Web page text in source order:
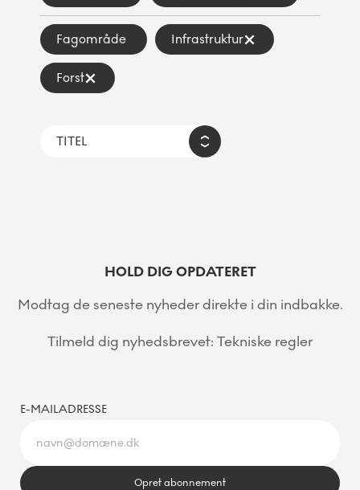
Fagområde Infrastruktur
Forst
HOLD DIG OPDATERET
Modtag de seneste nyheder direkte i din indbakke.
Tilmeld dig nyhedsbrevet: Tekniske regler
E-MAILADRESSE
Opret abonnement